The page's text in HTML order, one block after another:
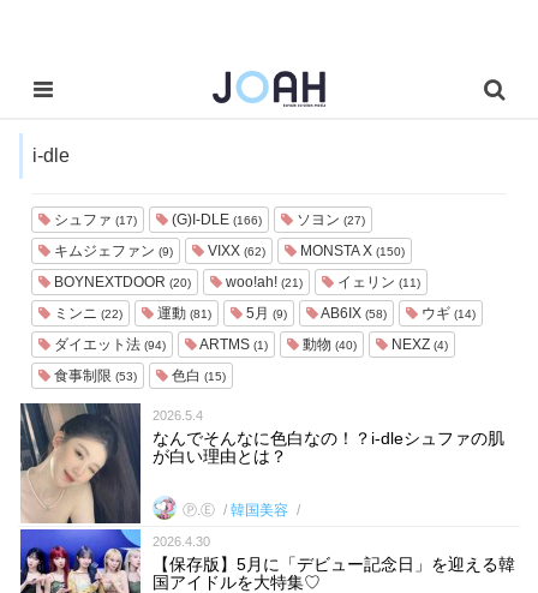
i-dle
シュファ (17) (G)I-DLE (166) ソヨン (27)
キムジェファン (9) VIXX (62) MONSTA X (150)
BOYNEXTDOOR (20) woo!ah! (21) イェリン (11)
ミンニ (22) 運動 (81) 5月 (9) AB6IX (58) ウギ (14)
ダイエット法 (94) ARTMS (1) 動物 (40) NEXZ (4)
食事制限 (53) 色白 (15)
2026.5.4
なんでそんなに色白なの！？i-dleシュファの肌
が白い理由とは？
Ⓟ.Ⓔ 韓国美容
2026.4.30
【保存版】5月に「デビュー記念日」を迎える韓
国アイドルを大特集♡